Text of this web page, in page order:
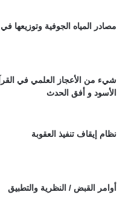
مصادر المياه الجوفية وتوزيعها
شيء من الأعجاز العلمي في
الأسود و أفق الحدث
نظام إيقاف تنفيذ العقوبة
أوامر القبض / النظرية والتطبيق